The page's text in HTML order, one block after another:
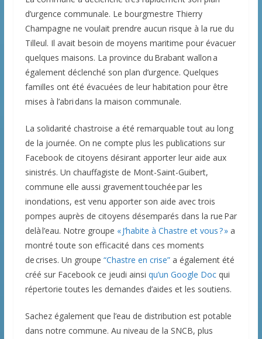
d’urgence communale. Le bourgmestre Thierry
Champagne ne voulait prendre aucun risque à la rue du
Tilleul. Il avait besoin de moyens maritime pour évacuer
quelques maisons. La province du Brabant wallon a
également déclenché son plan d’urgence. Quelques
familles ont été évacuées de leur habitation pour être
mises à l’abri dans la maison communale.
La solidarité chastroise a été remarquable tout au long
de la journée. On ne compte plus les publications sur
Facebook de citoyens désirant apporter leur aide aux
sinistrés. Un chauffagiste de Mont-Saint-Guibert,
commune elle aussi gravement touchée par les
inondations, est venu apporter son aide avec trois
pompes auprès de citoyens désemparés dans la rue Par
delà l’eau. Notre groupe « J’habite à Chastre et vous ? »a
montré toute son efficacité dans ces moments
de crises. Un groupe “Chastre en crise”a également été
créé sur Facebook ce jeudi ainsi qu’un Google Docqui
répertorie toutes les demandes d’aides et les soutiens.
Sachez également que l’eau de distribution est potable
dans notre commune. Au niveau de la SNCB, plus